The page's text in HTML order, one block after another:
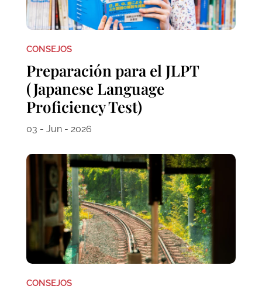
CONSEJOS
Preparación para el JLPT
(Japanese Language
Proficiency Test)
03 - Jun - 2026
CONSEJOS